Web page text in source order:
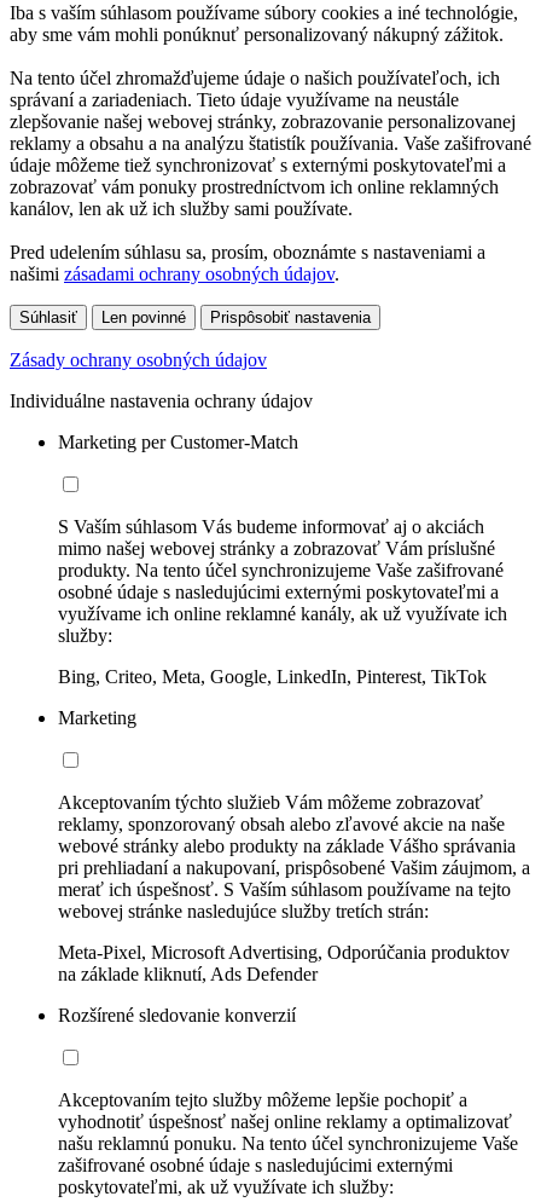
Iba s vaším súhlasom používame súbory cookies a iné technológie,
aby sme vám mohli ponúknuť personalizovaný nákupný zážitok.
Na tento účel zhromažďujeme údaje o našich používateľoch, ich
správaní a zariadeniach. Tieto údaje využívame na neustále
zlepšovanie našej webovej stránky, zobrazovanie personalizovanej
reklamy a obsahu a na analýzu štatistík používania. Vaše zašifrované
údaje môžeme tiež synchronizovať s externými poskytovateľmi a
zobrazovať vám ponuky prostredníctvom ich online reklamných
kanálov, len ak už ich služby sami používate.
Pred udelením súhlasu sa, prosím, oboznámte s nastaveniami a
našimi zásadami ochrany osobných údajov.
Súhlasiť Len povinné Prispôsobiť nastavenia
Zásady ochrany osobných údajov
Individuálne nastavenia ochrany údajov
Marketing per Customer-Match
S Vaším súhlasom Vás budeme informovať aj o akciách
mimo našej webovej stránky a zobrazovať Vám príslušné
produkty. Na tento účel synchronizujeme Vaše zašifrované
osobné údaje s nasledujúcimi externými poskytovateľmi a
využívame ich online reklamné kanály, ak už využívate ich
služby:
Bing, Criteo, Meta, Google, LinkedIn, Pinterest, TikTok
Marketing
Akceptovaním týchto služieb Vám môžeme zobrazovať
reklamy, sponzorovaný obsah alebo zľavové akcie na naše
webové stránky alebo produkty na základe Vášho správania
pri prehliadaní a nakupovaní, prispôsobené Vašim záujmom, a
merať ich úspešnosť. S Vaším súhlasom používame na tejto
webovej stránke nasledujúce služby tretích strán:
Meta-Pixel, Microsoft Advertising, Odporúčania produktov
na základe kliknutí, Ads Defender
Rozšírené sledovanie konverzií
Akceptovaním tejto služby môžeme lepšie pochopiť a
vyhodnotiť úspešnosť našej online reklamy a optimalizovať
našu reklamnú ponuku. Na tento účel synchronizujeme Vaše
zašifrované osobné údaje s nasledujúcimi externými
poskytovateľmi, ak už využívate ich služby: